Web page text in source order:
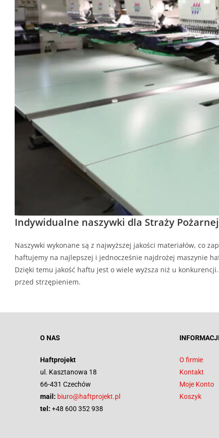
Indywidualne naszywki dla Straży
Naszywki wykonane są z najwyższej jakości materiałów, co
haftujemy na najlepszej i jednocześnie najdrożej maszynie
Dzięki temu jakość haftu jest o wiele wyższa niż u
przed strzępieniem.
O NAS
Haftprojekt
ul. Kasztanowa 18
66-431 Czechów
mail: biuro@haftprojekt.pl
tel: +48 600 352 938
O firmie
Kontakt
Moje Konto
Koszyk